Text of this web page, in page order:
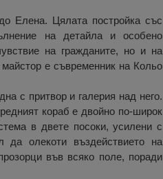
Елена. Цялата постройка със
на детайла и особено
на гражданите, но и на
е съвременник на Кольо
с притвор и галерия над него.
кораб е двойно по-широк
в двете посоки, усилени с
да олекоти въздействието на
във всяко поле, поради